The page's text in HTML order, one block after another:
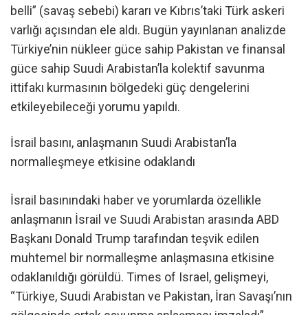
belli” (savaş sebebi) kararı ve Kıbrıs’taki Türk askeri
varlığı açısından ele aldı. Bugün yayınlanan analizde
Türkiye’nin nükleer güce sahip Pakistan ve finansal
güce sahip Suudi Arabistan’la kolektif savunma
ittifakı kurmasının bölgedeki güç dengelerini
etkileyebileceği yorumu yapıldı.
İsrail basını, anlaşmanın Suudi Arabistan’la
normalleşmeye etkisine odaklandı
İsrail basınındaki haber ve yorumlarda özellikle
anlaşmanın İsrail ve Suudi Arabistan arasında ABD
Başkanı Donald Trump tarafından teşvik edilen
muhtemel bir normalleşme anlaşmasına etkisine
odaklanıldığı görüldü. Times of Israel, gelişmeyi,
“Türkiye, Suudi Arabistan ve Pakistan, İran Savaşı’nın